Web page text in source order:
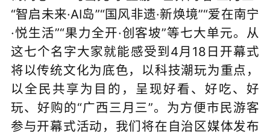
“智启未来·AI岛”“国风非遗·新焕境”“爱在南宁
·悦生活”“果力全开·创客坡”等七大单元。从
这七个名字大家就能感受到4月18日开幕式
将以传统文化为底色，以科技潮玩为重点，
以全民共享为目的，呈现好看、好吃、好
玩、好购的“广西三月三”。为方便市民游客
参与开幕式活动，我们将在自治区媒体发布